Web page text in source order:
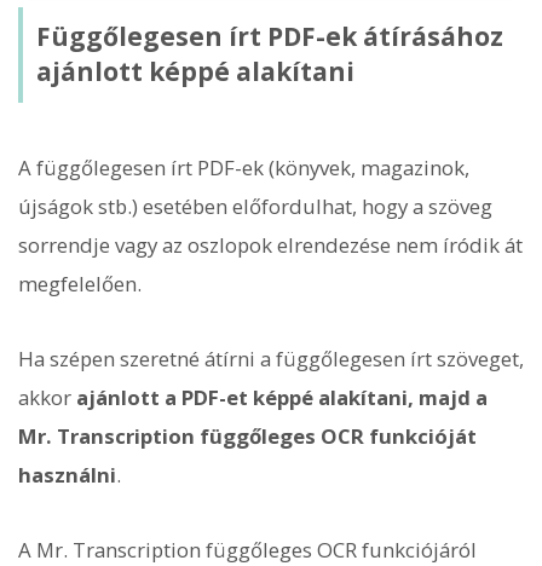
Függőlegesen írt PDF-ek átírásához
ajánlott képpé alakítani
A függőlegesen írt PDF-ek (könyvek, magazinok,
újságok stb.) esetében előfordulhat, hogy a szöveg
sorrendje vagy az oszlopok elrendezése nem íródik át
megfelelően.
Ha szépen szeretné átírni a függőlegesen írt szöveget,
akkor ajánlott a PDF-et képpé alakítani, majd a
Mr. Transcription függőleges OCR funkcióját
használni.
A Mr. Transcription függőleges OCR funkciójáról